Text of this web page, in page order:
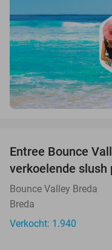
Entree Bounce
verkoelende slush
Bounce Valley Breda
Breda
Verkocht: 1.940